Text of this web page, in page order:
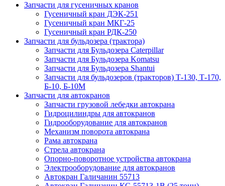
Запчасти для гусеничных кранов
Гусеничный кран ДЭК-251
Гусеничный кран МКГ-25
Гусеничный кран РДК-250
Запчасти для бульдозера (трактора)
Запчасти для Бульдозера Caterpillar
Запчасти для Бульдозера Komatsu
Запчасти для Бульдозера Shantui
Запчасти для бульдозеров (тракторов) Т-130, Т-170,
Б-10, Б-10М
Запчасти для автокранов
Запчасти грузовой лебедки автокрана
Гидроцилиндры для автокранов
Гидрооборудование для автокранов
Механизм поворота автокрана
Рама автокрана
Стрела автокрана
Опорно-поворотное устройства автокрана
Электрооборудование для автокранов
Автокран Галичанин 55713